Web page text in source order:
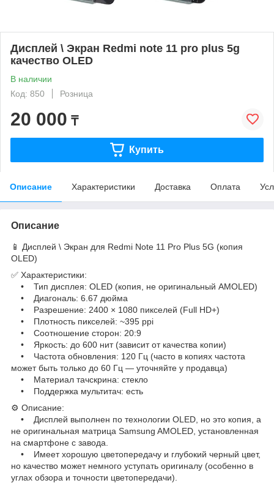
Дисплей \ Экран Redmi note 11 pro plus 5g
качество OLED
В наличии
Код: 850
Розница
20 000 ₸
Купить
Описание Характеристики Доставка Оплата
Описание
📱 Дисплей \ Экран для Redmi Note 11 Pro Plus 5G (копия
OLED)
✅ Характеристики:
• Тип дисплея: OLED (копия, не оригинальный AMOLED)
• Диагональ: 6.67 дюйма
• Разрешение: 2400 × 1080 пикселей (Full HD+)
• Плотность пикселей: ~395 ppi
• Соотношение сторон: 20:9
• Яркость: до 600 нит (зависит от качества копии)
• Частота обновления: 120 Гц (часто в копиях частота
может быть только до 60 Гц — уточняйте у продавца)
• Материал тачскрина: стекло
• Поддержка мультитач: есть
⚙ Описание:
• Дисплей выполнен по технологии OLED, но это копия, а
не оригинальная матрица Samsung AMOLED, установленная
на смартфоне с завода.
• Имеет хорошую цветопередачу и глубокий черный цвет,
но качество может немного уступать оригиналу (особенно в
углах обзора и точности цветопередачи).